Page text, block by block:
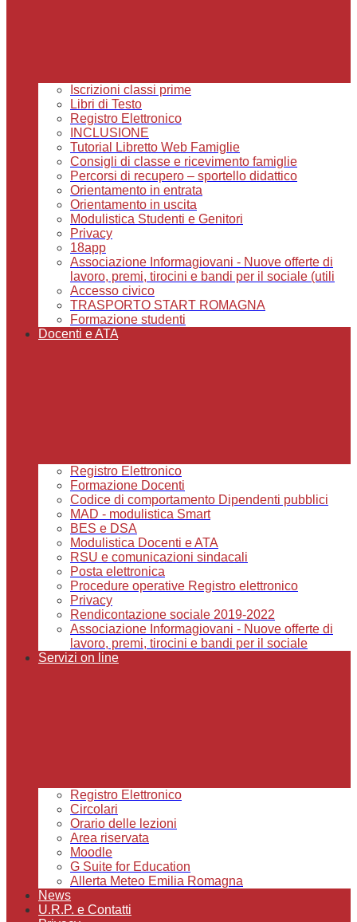
Iscrizioni classi prime
Libri di Testo
Registro Elettronico
INCLUSIONE
Tutorial Libretto Web Famiglie
Consigli di classe e ricevimento famiglie
Percorsi di recupero – sportello didattico
Orientamento in entrata
Orientamento in uscita
Modulistica Studenti e Genitori
Privacy
18app
Associazione Informagiovani - Nuove offerte di
lavoro, premi, tirocini e bandi per il sociale (utili
Accesso civico
TRASPORTO START ROMAGNA
Formazione studenti
Docenti e ATA
Registro Elettronico
Formazione Docenti
Codice di comportamento Dipendenti pubblici
MAD - modulistica Smart
BES e DSA
Modulistica Docenti e ATA
RSU e comunicazioni sindacali
Posta elettronica
Procedure operative Registro elettronico
Privacy
Rendicontazione sociale 2019-2022
Associazione Informagiovani - Nuove offerte di
lavoro, premi, tirocini e bandi per il sociale
Servizi on line
Registro Elettronico
Circolari
Orario delle lezioni
Area riservata
Moodle
G Suite for Education
Allerta Meteo Emilia Romagna
News
U.R.P. e Contatti